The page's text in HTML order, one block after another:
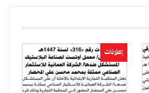
إعلانات